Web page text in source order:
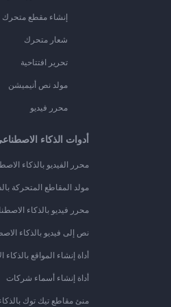
إنشاء مقطع متحرك
شعار متحرك
تحرير افتتاحية
مولد نص أنيميشن
محرر فيديو
أدوات الذكاء
محرر الفيديو بالذكاء
مولد المقاطع المتحركة
محرر فيديو بالذكاء
نص إلى فيديو بالذكاء
أداة إنشاء المواقع
أداة إنشاء أسماء شركات
منئ مقاطع تيك توك